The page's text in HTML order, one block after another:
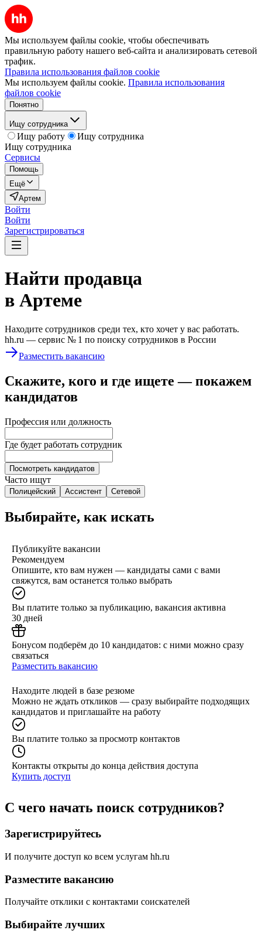
Мы используем файлы cookie, чтобы обеспечивать
правильную работу нашего веб-сайта и анализировать сетевой
трафик.
Правила использования файлов cookie
Мы используем файлы cookie. Правила использования
файлов cookie
Понятно
Ищу сотрудника
Ищу работу
Ищу сотрудника
Ищу сотрудника
Сервисы
Помощь
Ещё
Артем
Войти
Войти
Зарегистрироваться
Найти продавца
в Артеме
Находите сотрудников среди тех, кто хочет у вас работать.
hh.ru — сервис № 1 по поиску сотрудников в России
Разместить вакансию
Скажите, кого и где ищете — покажем
кандидатов
Профессия или должность
Где будет работать сотрудник
Посмотреть кандидатов
Часто ищут
Полицейский Ассистент Сетевой
Выбирайте, как искать
Публикуйте вакансии
Рекомендуем
Опишите, кто вам нужен — кандидаты сами с вами
свяжутся, вам останется только выбрать
Вы платите только за публикацию, вакансия активна
30 дней
Бонусом подберём до 10 кандидатов: с ними можно сразу
связаться
Разместить вакансию
Находите людей в базе резюме
Можно не ждать откликов — сразу выбирайте подходящих
кандидатов и приглашайте на работу
Вы платите только за просмотр контактов
Контакты открыты до конца действия доступа
Купить доступ
С чего начать поиск сотрудников?
Зарегистрируйтесь
И получите доступ ко всем услугам hh.ru
Разместите вакансию
Получайте отклики с контактами соискателей
Выбирайте лучших